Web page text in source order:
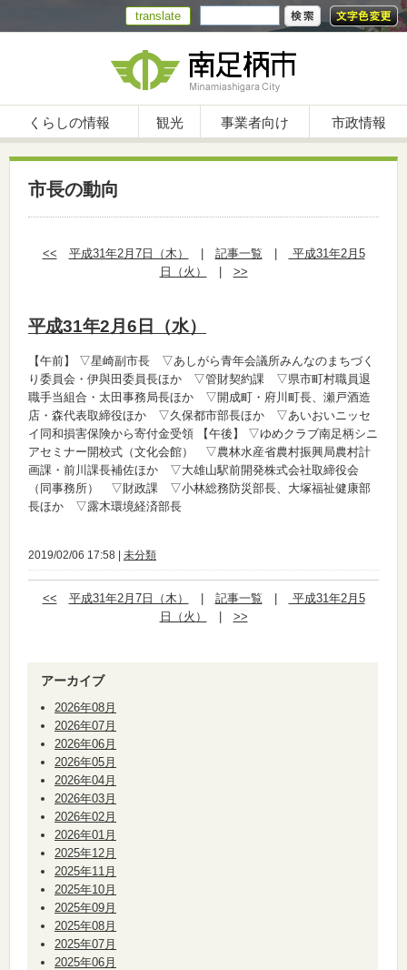
translate
くらしの情報 観光 事業者向け 市政情報
市長の動向
<< 平成31年2月7日（木） 記事一覧
平成31年2月5
日（火）
>>
平成31年2月6日（水）
【午前】
▽星崎副市長 ▽あしがら青年会議所みんなのまちづく
り委員会・伊與田委員長ほか ▽管財契約課 ▽県市町村職員退
職手当組合・太田事務局長ほか ▽開成町・府川町長、瀬戸酒造
店・森代表取締役ほか ▽久保都市部長ほか ▽あいおいニッセ
イ同和損害保険から寄付金受領 【午後】
▽ゆめクラブ南足柄シニ
アセミナー開校式（文化会館） ▽農林水産省農村振興局農村計
画課・前川課長補佐ほか ▽大雄山駅前開発株式会社取締役会
（同事務所） ▽財政課 ▽小林総務防災部長、大塚福祉健康部
長ほか ▽露木環境経済部長
2019/02/06 17:58 | 未分類
<< 平成31年2月7日（木） 記事一覧
平成31年2月5
日（火）
>>
アーカイブ
2026年08月
2026年07月
2026年06月
2026年05月
2026年04月
2026年03月
2026年02月
2026年01月
2025年12月
2025年11月
2025年10月
2025年09月
2025年08月
2025年07月
2025年06月